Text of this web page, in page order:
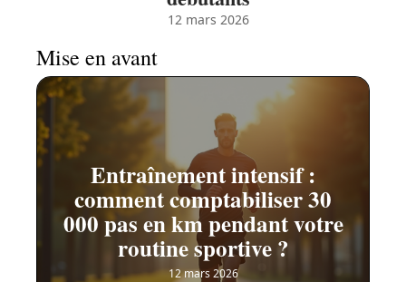
12 mars 2026
Mise en avant
Entraînement intensif :
comment comptabiliser 30
000 pas en km pendant votre
routine sportive ?
12 mars 2026